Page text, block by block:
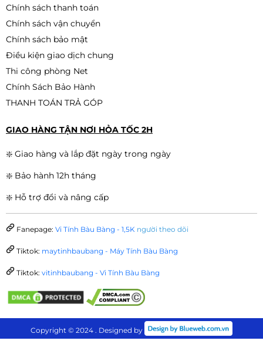
Chính sách thanh toán
Chính sách vận chuyển
Chính sách bảo mật
Điều kiện giao dịch chung
Thi công phòng Net
Chính Sách Bảo Hành
THANH TOÁN TRẢ GÓP
GIAO HÀNG TẬN NƠI HỎA TỐC 2H
❇️ Giao hàng và lắp đặt ngày trong ngày
❇️ Bảo hành 12h tháng
❇️ Hỗ trợ đổi và nâng cấp
Fanepage: Vi Tính Bàu Bàng - 1,5K người theo dõi
Tiktok: maytinhbaubang - Máy Tính Bàu Bàng
Tiktok: vitinhbaubang - Vi Tính Bàu Bàng
Copyright © 2024 . Designed by